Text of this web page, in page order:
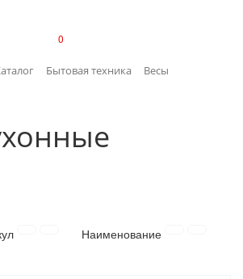
МАТЕРИАЛЫ
0
Бытовая техника
Весы
Наименование